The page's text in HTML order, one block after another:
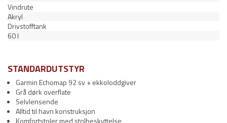
Vindrute
Akryl
Drivstofftank
60 l
STANDARDUTSTYR
Garmin Echomap 92 sv + ekkoloddgiver
Grå dørk overflate
Selvlensende
Alltid til havn konstruksjon
Komfortstoler med stolbeskyttelse